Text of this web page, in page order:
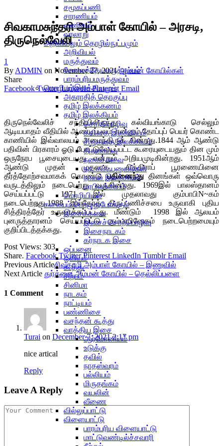
சிவகாமசுந்தரி அம்பாள் கோயில் – அரசடி,
திருநெல்வேலி
1
By ADMIN on November 27, 2021 அம்மன் கோயில்கள்
Share
Facebook Twitter LinkedIn Pinterest Email
திருநெல்வேலிச் சந்தியிலிருந்து கல்வியங்காடு செல்லும்
ஆடியபாதம் வீதியில் ஆண்டிப்புலம் என்னும் தோப்புப் பெயர் கொண்ட
காணியில் இவ்வாலயம் அமைந்திருக் கின்றது.1844 ஆம் ஆண்டு
பதிவின் பிரகாரம் ஓடு போட்டுவேயப்பட்ட கூரையுடையதும் தின மும்
ஒருநேரப பூசையுடையது என்றும் அறியமுடிகின்றது. 1951ஆம்
ஆண்டு முதன் முதலாக சித்திராப் பூரணையினை
தீர்த்தோற்சவமாகக் கொண்டுபதினைந்துதினங்கள் ஒவ்வொரு
வருடத்திலும் நடைபெற்று வருகின்றது. 1969இல் பாலஸ்தானம்
செய்யப்பட்டு 1971 இல் முதலாவது கும்பாபிN~கம்
நடைபெற்றது.1988 இல்தேர்த் திருப்பணிச்சபை உருவாகி புதிய
சித்திரத்தேர் உருவாக்கப்பட்டது. மீண்டும் 1998 இல் ஆலயம்
புனருத்தாரனம் செய்யப்பட்டு கும்பாபிஷேகம் நடைபெற்றமையும்
குறிப்பிடத்தக்கது.
Post Views: 303
Share. Facebook Twitter Pinterest LinkedIn Tumblr Email
Previous Articleசிவகாமி அம்பாள் கோயில் – இணுவில்
Next Article துர்க்கை அம்மன் கோயில் – தெல்லிப்பளை
1 Comment
Turai on December 7, 2021 2:17 pm
nice artical
Reply
Leave A Reply
சமூகப்பணி
சாரணியம்
வணிகம்
வரலாறு
அறிவியலும் தொழில்நுட்பமும்
அறிவியல்
மருத்துவம்
மேலைத்தேயமருத்துவம்
பாரம்பரியமருத்துவம்
மொழியும்இலக்கியமும்
அகராதித் தொகுப்பு
தமிழ் இலக்கணம்
தமிழ் இலக்கியம்
சொற்பொழிவு
கவிதை இலக்கியம்
சிறுகதை இலக்கியம்
திறனாய்வு
நகைச்சுவை
நாடகம்ஃபனுவல்கள்
நாவல் இலக்கியம்
மரபிலக்கியம்
மொழியியல்
கலையும் பொழுதுபோக்கும்
இசைக்கலை
இசைச்சொற்பொழிவு
இசைநாடகம்
கர்நாடக இசை
ஒப்பனை
ஓவியம்
கூத்து
சிற்பம்
சினிமா
நாடகம்
நாட்டியம்
பண்ணிசை
வசந்தன் கூத்து
வாத்திய இசை
ஆர்மோனியம்
உடுக்கு
தவில்
நாதஸ்வரம்
பல்லியம்
மிருதங்கம்
வயலின்
வீணை
வில்லுப்பாட்டு
விளையாட்டு
பாரம்பரிய விளையாட்டு
மாட்டுவண்டில்ச்சவாரி